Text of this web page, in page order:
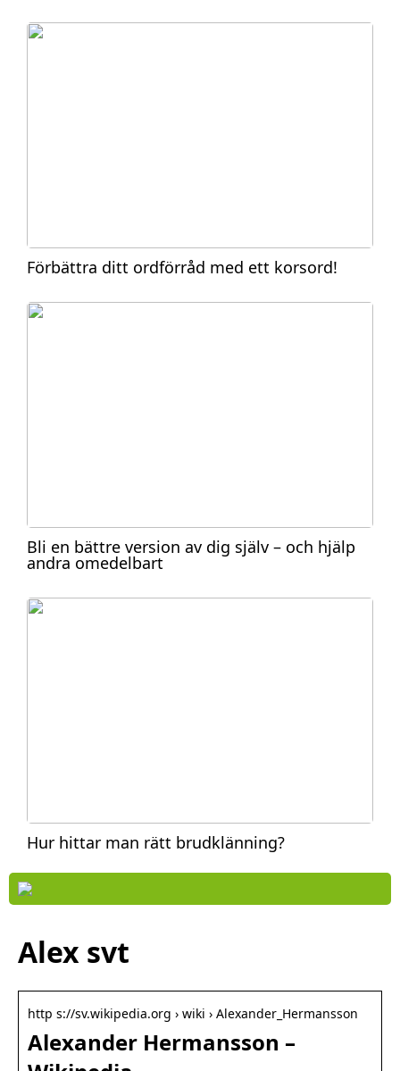
Förbättra ditt ordförråd med ett korsord!
Bli en bättre version av dig själv – och hjälp
andra omedelbart
Hur hittar man rätt brudklänning?
Alex svt
http s://sv.wikipedia.org › wiki › Alexander_Hermansson
Alexander Hermansson –